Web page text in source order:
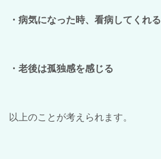
・病気になった時、看病してくれ
・老後は孤独感を感じる
以上のことが考えられます。